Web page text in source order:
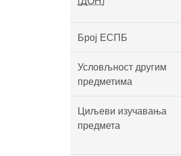
Број ЕСПБ
Условљност другим
предметима
Циљеви изучавања
предмета